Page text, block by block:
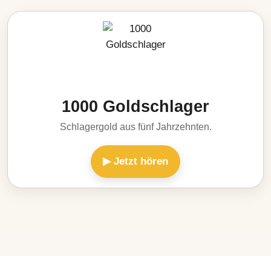
1000 Goldschlager
Schlagergold aus fünf Jahrzehnten.
▶ Jetzt hören